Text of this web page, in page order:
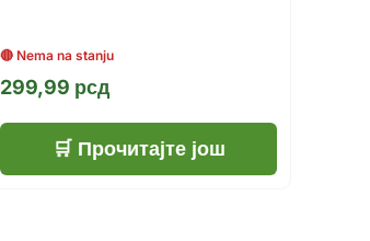
299,99 рсд
Прочитајте још